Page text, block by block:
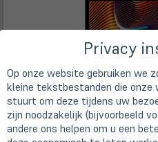
Intel Core i7-1068NG7 (4x 2,3 GHz)
Privacy
Op onze website gebruiken we
kleine tekstbestanden die onze
stuurt om deze tijdens uw
zijn noodzakelijk (bijvoorbeeld
andere ons helpen om u een